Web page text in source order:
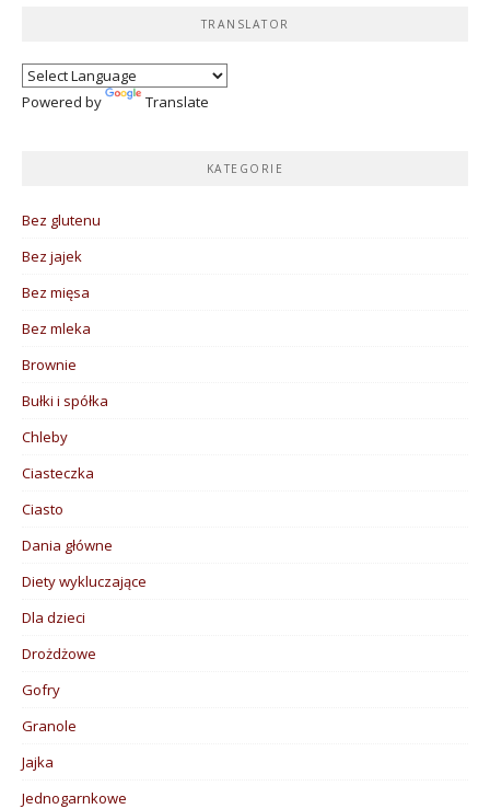
TRANSLATOR
Powered by Translate
KATEGORIE
Bez glutenu
Bez jajek
Bez mięsa
Bez mleka
Brownie
Bułki i spółka
Chleby
Ciasteczka
Ciasto
Dania główne
Diety wykluczające
Dla dzieci
Drożdżowe
Gofry
Granole
Jajka
Jednogarnkowe